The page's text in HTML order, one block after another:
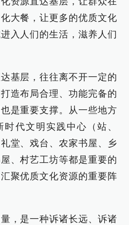
大餐，让更多的优质文化
入人们的生活，滋养人们
基层，往往离不开一定的
造布局合理、功能完备的
是重要支撑。从一些地方
代文明实践中心（站、
堂、戏台、农家书屋、乡
、村艺工坊等都是重要的
聚优质文化资源的重要阵
，是一种诉诸长远、诉诸